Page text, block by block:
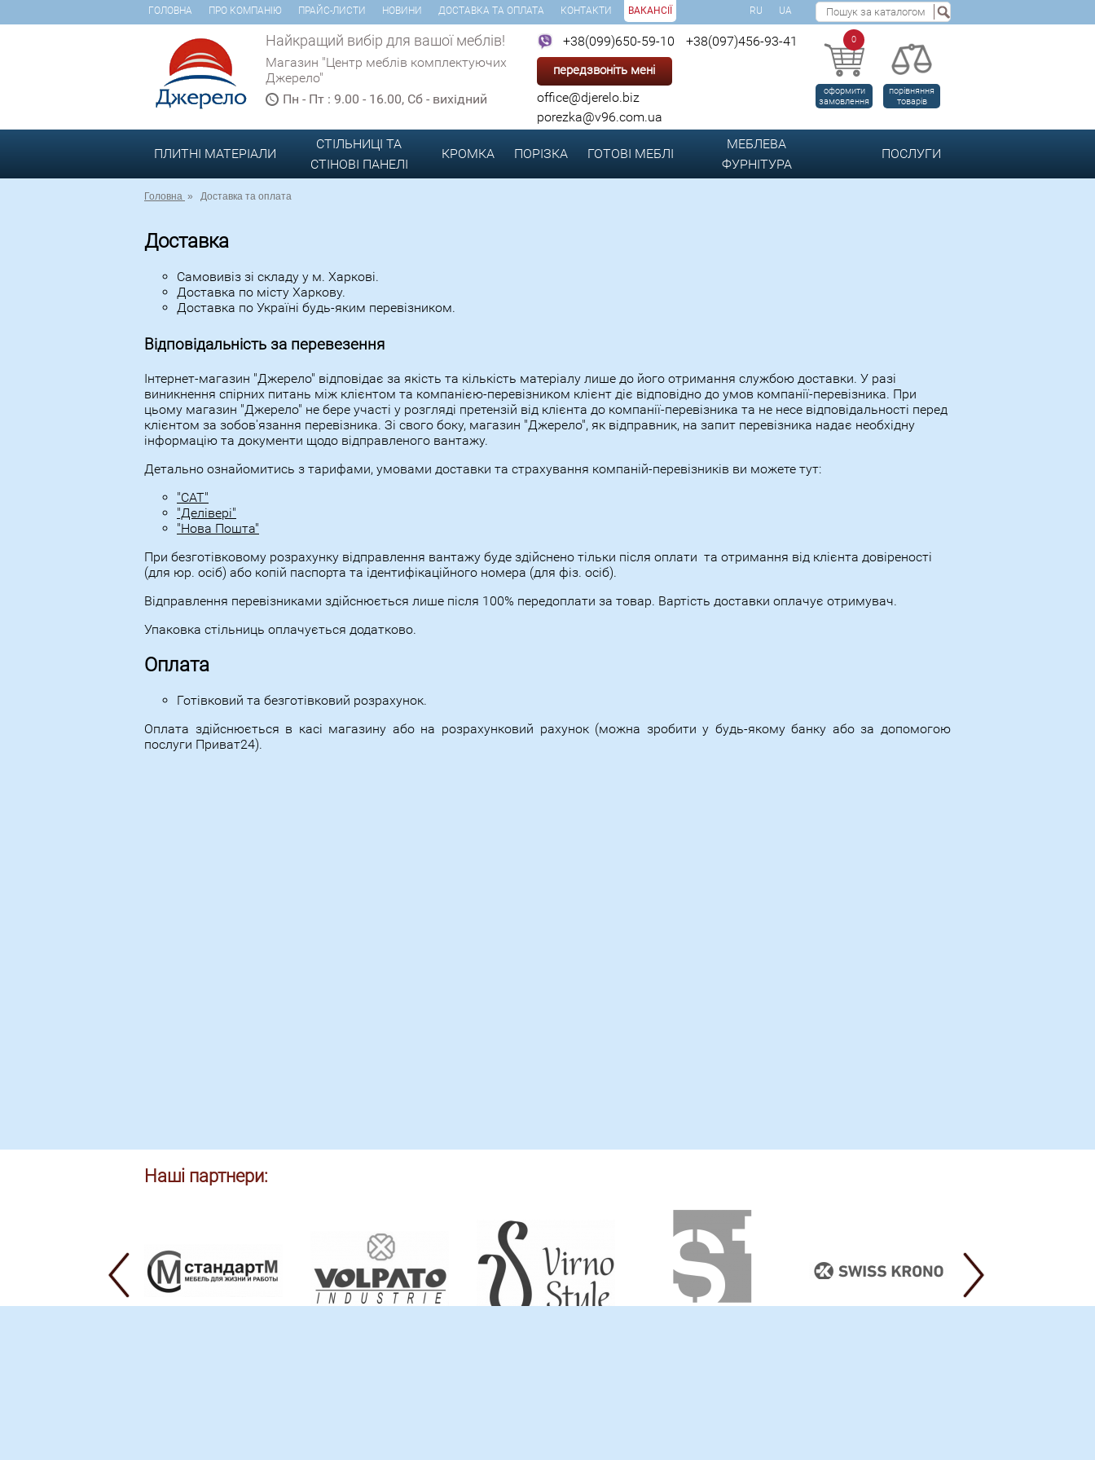
ГОЛОВНА ПРО КОМПАНІЮ ПРАЙС-ЛИСТИ НОВИНИ ДОСТАВКА ТА ОПЛАТА КОНТАКТИ ВАКАНСІЇ RU UA
Найкращий вибір для вашої меблів!
Магазин "Центр меблів комплектуючих
Джерело"
Пн - Пт : 9.00 - 16.00, Сб - вихідний
+38(099)650-59-10 +38(097)456-93-41
передзвоніть мені
office@djerelo.biz
porezka@v96.com.ua
0
оформити
замовлення
порівняння
товарів
ПЛИТНІ МАТЕРІАЛИ
СТІЛЬНИЦІ ТА
СТІНОВІ ПАНЕЛІ
КРОМКА ПОРІЗКА ГОТОВІ МЕБЛІ
МЕБЛЕВА
ФУРНІТУРА
ПОСЛУГИ
Головна » Доставка та оплата
Доставка
Самовивіз зі складу у м. Харкові.
Доставка по місту Харкову.
Доставка по Україні будь-яким перевізником.
Відповідальність за перевезення
Інтернет-магазин "Джерело" відповідає за якість та кількість матеріалу лише до його отримання службою доставки. У разі
виникнення спірних питань між клієнтом та компанією-перевізником клієнт діє відповідно до умов компанії-перевізника. При
цьому магазин "Джерело" не бере участі у розгляді претензій від клієнта до компанії-перевізника та не несе відповідальності перед
клієнтом за зобов'язання перевізника. Зі свого боку, магазин "Джерело", як відправник, на запит перевізника надає необхідну
інформацію та документи щодо відправленого вантажу.
Детально ознайомитись з тарифами, умовами доставки та страхування компаній-перевізників ви можете тут:
"САТ"
"Делівері"
"Нова Пошта"
При безготівковому розрахунку відправлення вантажу буде здійснено тільки після оплати та отримання від клієнта довіреності
(для юр. осіб) або копій паспорта та ідентифікаційного номера (для фіз. осіб).
Відправлення перевізниками здійснюється лише після 100% передоплати за товар. Вартість доставки оплачує отримувач.
Упаковка стільниць оплачується додатково.
Оплата
Готівковий та безготівковий розрахунок.
Оплата здійснюється в касі магазину або на розрахунковий рахунок (можна зробити у будь-якому банку або за допомогою
послуги Приват24).
Наші партнери: